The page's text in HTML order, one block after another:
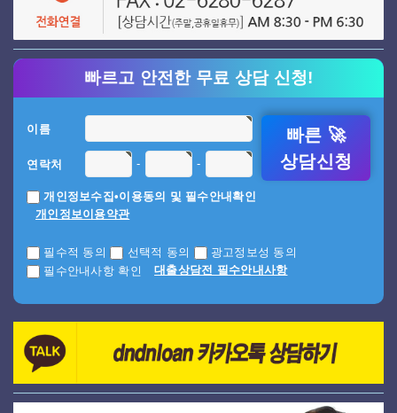
빠르고 안전한 무료 상담 신청!
이름
연락처 - -
개인정보수집•이용동의 및 필수안내확인
개인정보이용약관
필수적 동의 선택적 동의
광고정보성 동의
필수안내사항 확인
대출상담전 필수안내사항
빠른 🚀
상담신청